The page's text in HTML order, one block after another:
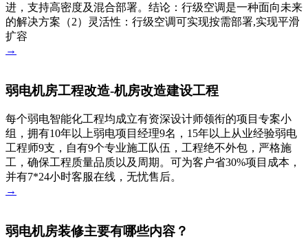
进，支持高密度及混合部署。结论：行级空调是一种面向未来
的解决方案（2）灵活性：行级空调可实现按需部署,实现平滑
扩容
→
弱电机房工程改造-机房改造建设工程
每个弱电智能化工程均成立有资深设计师领衔的项目专案小
组，拥有10年以上弱电项目经理9名，15年以上从业经验弱电
工程师9支，自有9个专业施工队伍，工程绝不外包，严格施
工，确保工程质量品质以及周期。可为客户省30%项目成本，
并有7*24小时客服在线，无忧售后。
→
弱电机房装修主要有哪些内容？